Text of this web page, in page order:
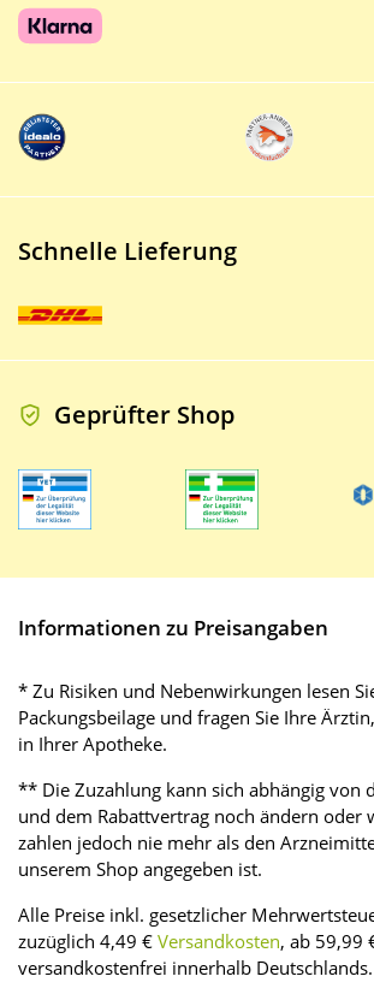
Schnelle Lieferung
Geprüfter Shop
Informationen zu Preisangaben
* Zu Risiken und Nebenwirkungen lesen
Packungsbeilage und fragen Sie Ihre
in Ihrer Apotheke.
** Die Zuzahlung kann sich abhängig von
und dem Rabattvertrag noch ändern oder
zahlen jedoch nie mehr als den
unserem Shop angegeben ist.
Alle Preise inkl. gesetzlicher
zuzüglich 4,49 € Versandkosten, ab 59,99
versandkostenfrei innerhalb Deutschlands.